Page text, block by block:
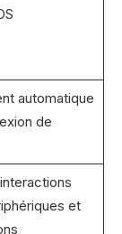
automatique
de
et